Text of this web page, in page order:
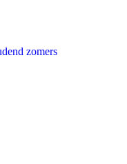
zomers